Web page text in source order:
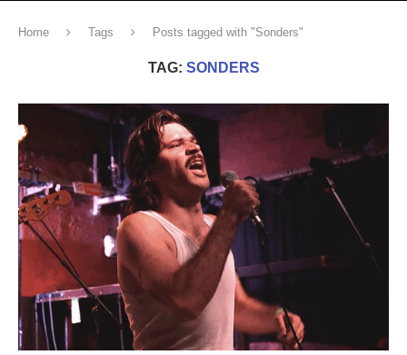
Home Tags Posts tagged with "Sonders"
TAG: SONDERS